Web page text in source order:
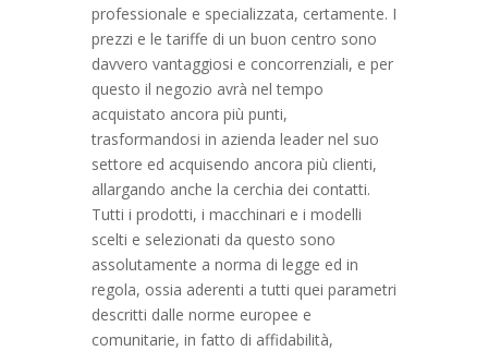
professionale e specializzata, certamente. I
prezzi e le tariffe di un buon centro sono
davvero vantaggiosi e concorrenziali, e per
questo il negozio avrà nel tempo
acquistato ancora più punti,
trasformandosi in azienda leader nel suo
settore ed acquisendo ancora più clienti,
allargando anche la cerchia dei contatti.
Tutti i prodotti, i macchinari e i modelli
scelti e selezionati da questo sono
assolutamente a norma di legge ed in
regola, ossia aderenti a tutti quei parametri
descritti dalle norme europee e
comunitarie, in fatto di affidabilità,